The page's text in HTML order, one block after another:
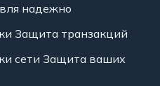
надежно
Защита транзакций
сети Защита ваших